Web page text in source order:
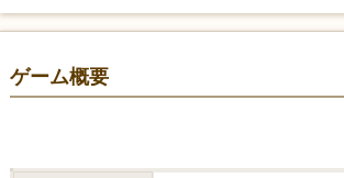
ゲーム概要